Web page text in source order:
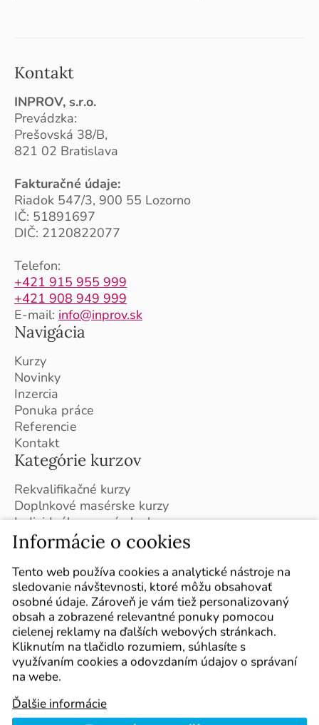
Kontakt
INPROV, s.r.o.
Prevádzka:
Prešovská 38/B,
821 02 Bratislava
Fakturačné údaje:
Riadok 547/3, 900 55 Lozorno
IČ: 51891697
DIČ: 2120822077
Telefon:
+421 915 955 999
+421 908 949 999
E-mail: info@inprov.sk
Navigácia
Kurzy
Novinky
Inzercia
Ponuka práce
Referencie
Kontakt
Kategórie kurzov
Rekvalifikačné kurzy
Doplnkové masérske kurzy
Individuálne masérske kurzy
Kurzy v ČR (Brno)
Plán kurzov na školský rok 2026 / 2027
Sledujte nás
Označte nás vo svojich príspevkoch :-)
KurzyCookie policy
Reklamačný poriadokKontakt
Informácie o cookies
Tento web používa cookies a analytické nástroje na
sledovanie návštevnosti, ktoré môžu obsahovať
osobné údaje. Zároveň je vám tiež personalizovaný
obsah a zobrazené relevantné ponuky pomocou
cielenej reklamy na ďalších webových stránkach.
Kliknutím na tlačidlo rozumiem, súhlasíte s
využívaním cookies a odovzdaním údajov o správaní
na webe.
Ďalšie informácie